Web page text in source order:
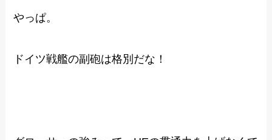
やっぱ。
ドイツ戦艦の副砲は格別だな！